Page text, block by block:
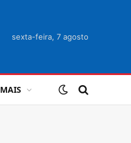
sexta-feira, 7 agosto
MAIS